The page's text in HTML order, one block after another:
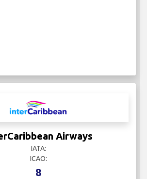
Airways
IATA:
ICAO:
8